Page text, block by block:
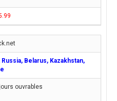
Russia, Belarus, Kazakhstan,
ouvrables